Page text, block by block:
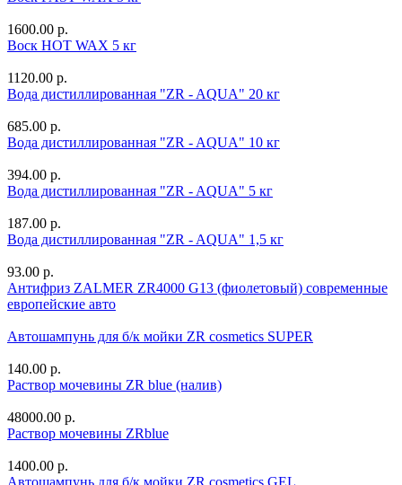
1600.00 р.
Воск HOT WAX 5 кг
1120.00 р.
Вода дистиллированная "ZR - AQUA" 20 кг
685.00 р.
Вода дистиллированная "ZR - AQUA" 10 кг
394.00 р.
Вода дистиллированная "ZR - AQUA" 5 кг
187.00 р.
Вода дистиллированная "ZR - AQUA" 1,5 кг
93.00 р.
Антифриз ZALMER ZR4000 G13 (фиолетовый) современные
европейские авто
Автошампунь для б/к мойки ZR cosmetics SUPER
140.00 р.
Раствор мочевины ZR blue (налив)
48000.00 р.
Раствор мочевины ZRblue
1400.00 р.
Автошампунь для б/к мойки ZR cosmetics GEL